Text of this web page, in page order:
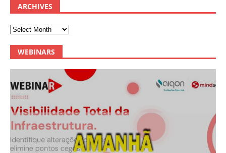
ARCHIVES
WEBINARS